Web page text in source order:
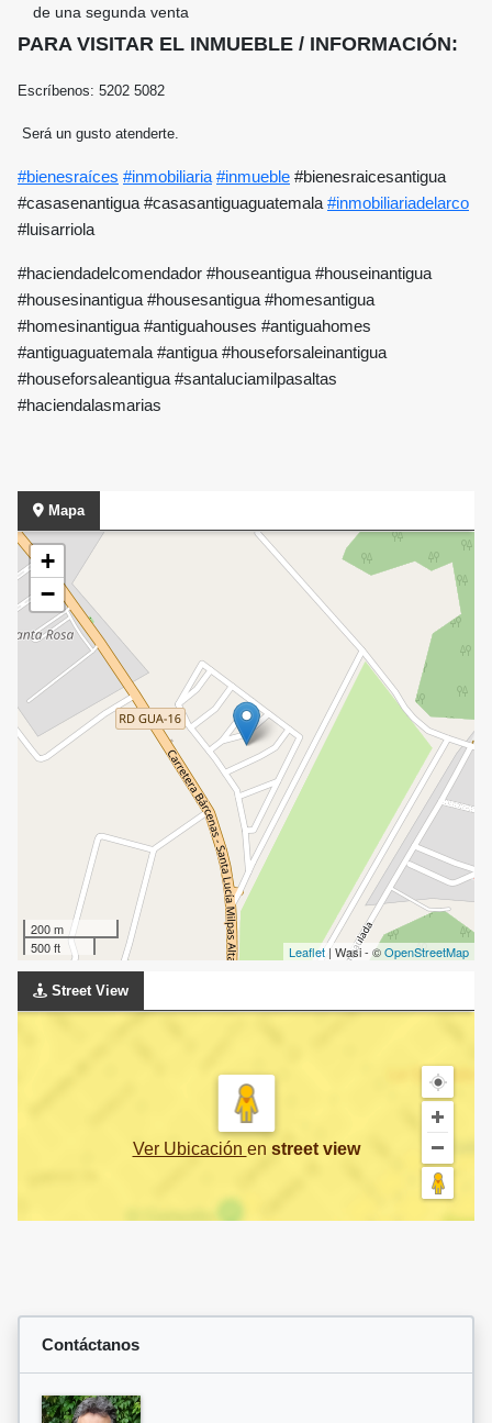
de una segunda venta
PARA VISITAR EL INMUEBLE / INFORMACIÓN:
Escríbenos: 5202 5082
Será un gusto atenderte.
#bienesraíces #inmobiliaria #inmueble #bienesraicesantigua
#casasenantigua #casasantiguaguatemala #inmobiliariadelarco
#luisarriola
#haciendadelcomendador #houseantigua #houseinantigua
#housesinantigua #housesantigua #homesantigua
#homesinantigua #antiguahouses #antiguahomes
#antiguaguatemala #antigua #houseforsaleinantigua
#houseforsaleantigua #santaluciamilpasaltas
#haciendalasmarias
Mapa
+
−
200 m
500 ft
Leaflet | Wasi - ©OpenStreetMap
Street View
Ver Ubicación en street view
Contáctanos